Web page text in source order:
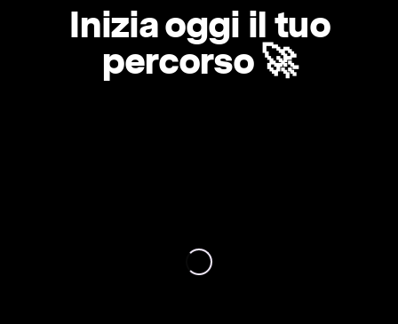
Inizia oggi il tuo
percorso 🚀